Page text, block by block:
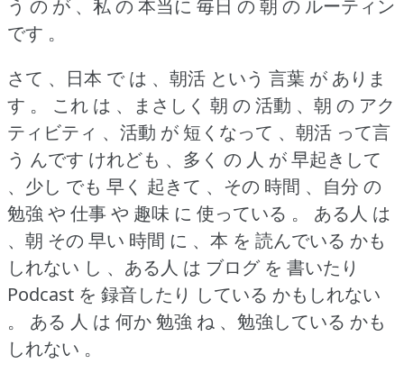
う の が 、私 の 本当に 毎日 の 朝 の ルーティン
です 。
さて 、日本 で は 、朝活 という 言葉 が ありま
す 。
これ は 、まさしく 朝 の 活動 、朝 の アク
ティビティ 、活動 が 短くなって 、朝活 って言
う んです けれども 、多く の 人 が 早起きして
、少し でも 早く 起きて 、その 時間 、自分 の
勉強 や 仕事 や 趣味 に 使っている 。
ある人 は
、朝 その 早い 時間 に 、本 を 読んでいる かも
しれない し 、ある人 は ブログ を 書いたり
Podcast を 録音したり している かもしれない
。
ある 人 は 何か 勉強 ね 、勉強している かも
しれない 。